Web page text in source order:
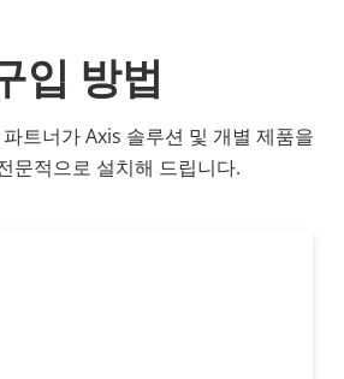
입 방법
트너가 Axis 솔루션 및 개별 제품을
문적으로 설치해 드립니다.